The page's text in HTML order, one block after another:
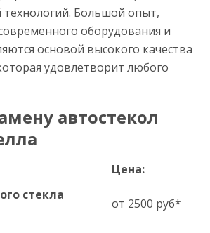
Большой опыт,
оборудования и
основой высокого качества
удовлетворит любого
автостекол
Цена:
стекла
от 2500 руб*